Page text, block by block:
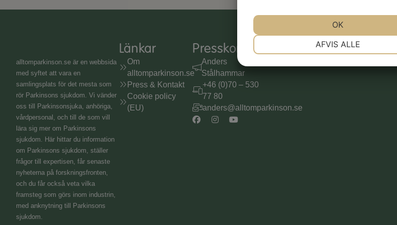
alltomparkinson.se är en webbsida
med syftet att vara en
samlingsplats för det mesta som
rör Parkinsons sjukdom. Vi vänder
oss till Parkinsonsjuka, anhöriga,
vårdpersonal, och till de som vill
lära sig mer om Parkinsons
sjukdom. Här hittar du information
om Parkinsons sjukdom, ställer
frågor till expertisen, får senaste
nyheterna på forskningsfronten,
och du får också veta vilka
framsteg som görs inom industrin,
med anknytning till Parkinsons
sjukdom.
Länkar
Om
alltomparkinson.se
Press & Kontakt
Cookie policy
(EU)
Presskontakt
Anders
Stålhammar
+46 (0)70 – 530
77 80
anders@alltomparkinson.se
AFVIS ALLE
OK